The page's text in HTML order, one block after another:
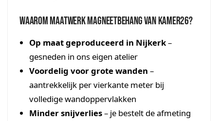
Waarom maatwerk magneetbehang van Kamer26?
Op maat geproduceerd in Nijkerk–
gesneden in ons eigen atelier
Voordelig voor grote wanden –
aantrekkelijk per vierkante meter bij
volledige wandoppervlakken
Minder snijverlies– je bestelt de afmeting